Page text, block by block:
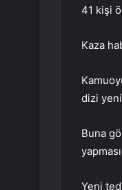
41 kişi
Kaza
dizi
Buna
Yeni